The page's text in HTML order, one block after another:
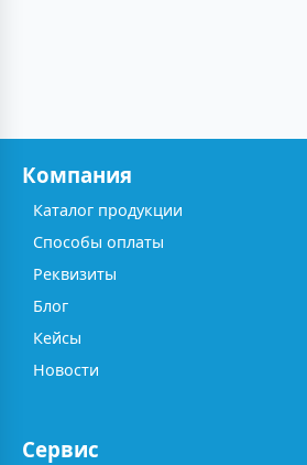
Компания
Каталог продукции
Способы оплаты
Реквизиты
Блог
Кейсы
Новости
Сервис